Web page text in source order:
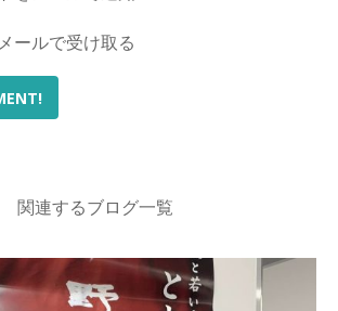
ールで受け取る
関連するブログ一覧